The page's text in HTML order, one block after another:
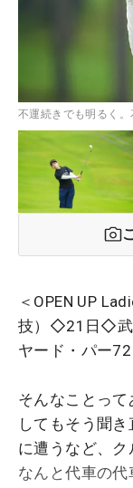
不運続きでも明るく
＜OPEN UP
技）◇21日◇武
ヤード・パー72
そんなことっ
してもそう聞
に遭うなど、
なんと代車の代